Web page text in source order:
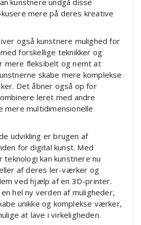
mere på deres kreative
også kunstnere mulighed for
forskellige teknikker og
mere fleksibelt og nemt at
skabe mere komplekse
Det åbner også op for
leret med andre
mere multidimensionelle
udvikling er brugen af
for digital kunst. Med
kan kunstnere nu
af deres ler-værker og
ved hjælp af en 3D-printer.
hel ny verden af muligheder,
unikke og komplekse værker,
at lave i virkeligheden.